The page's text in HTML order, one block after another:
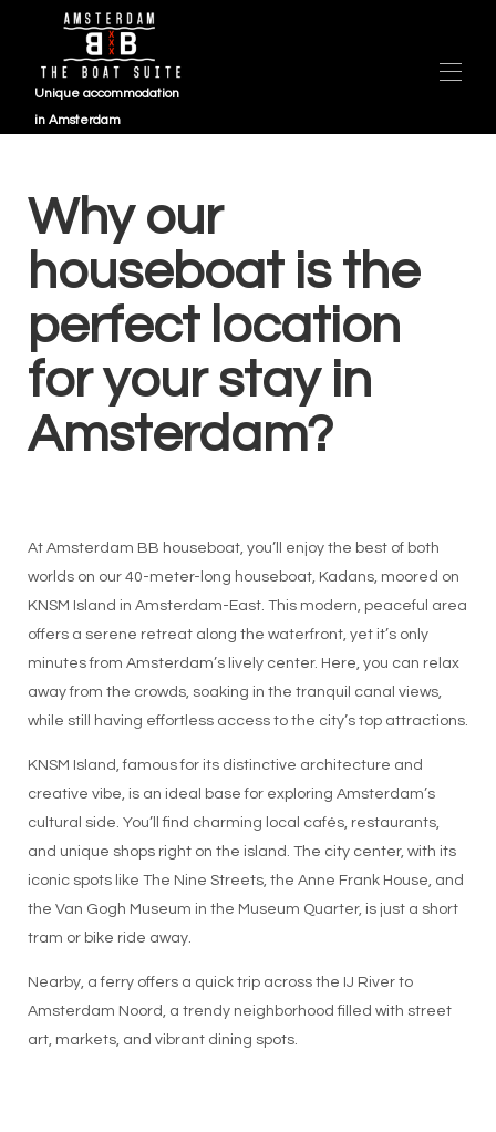
Unique accommodation
in Amsterdam
Disponibilité
Avis
Contact
FAQ
Why our
houseboat is the
perfect location
for your stay in
Amsterdam?
At Amsterdam BB houseboat, you’ll enjoy the best of both
worlds on our 40-meter-long houseboat, Kadans, moored on
KNSM Island in Amsterdam-East. This modern, peaceful area
offers a serene retreat along the waterfront, yet it’s only
minutes from Amsterdam’s lively center. Here, you can relax
away from the crowds, soaking in the tranquil canal views,
while still having effortless access to the city’s top attractions.
KNSM Island, famous for its distinctive architecture and
creative vibe, is an ideal base for exploring Amsterdam’s
cultural side. You’ll find charming local cafés, restaurants,
and unique shops right on the island. The city center, with its
iconic spots like The Nine Streets, the Anne Frank House, and
the Van Gogh Museum in the Museum Quarter, is just a short
tram or bike ride away.
Nearby, a ferry offers a quick trip across the IJ River to
Amsterdam Noord, a trendy neighborhood filled with street
art, markets, and vibrant dining spots.